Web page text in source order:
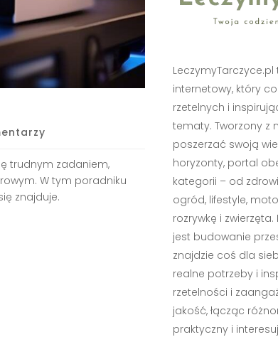
trudnym zadaniem,
W tym poradniku
znajduje.
internetowy, który
rzetelnych i
tematy. Tworzony z
poszerzać swoją
horyzonty, portal
kategorii – od
ogród, lifestyle,
rozrywkę i
jest budowanie
znajdzie coś dla
realne potrzeby i
rzetelności i
jakość, łącząc
praktyczny i